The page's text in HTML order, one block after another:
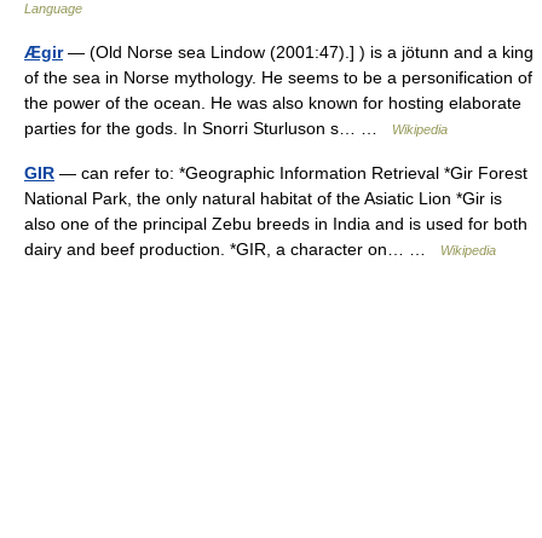
Language
Ægir— (Old Norse sea Lindow (2001:47).] ) is a jötunn and a king
of the sea in Norse mythology. He seems to be a personification of
the power of the ocean. He was also known for hosting elaborate
parties for the gods. In Snorri Sturluson s… …
Wikipedia
GIR — can refer to: *Geographic Information Retrieval *Gir Forest
National Park, the only natural habitat of the Asiatic Lion *Gir is
also one of the principal Zebu breeds in India and is used for both
dairy and beef production. *GIR, a character on… …
Wikipedia